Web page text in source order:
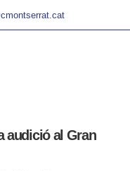
audició al Gran